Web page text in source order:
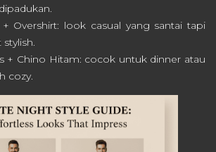
Overshirt: look casual yang santai tapi
+ Chino Hitam: cocok untuk dinner atau
cozy.